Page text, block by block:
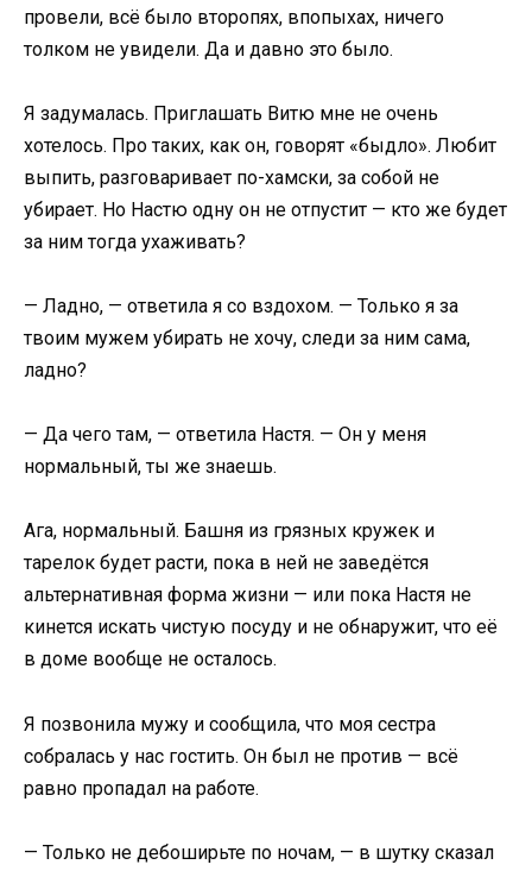
провели, всё было второпях, впопыхах, ничего
толком не увидели. Да и давно это было.
Я задумалась. Приглашать Витю мне не очень
хотелось. Про таких, как он, говорят «быдло». Любит
выпить, разговаривает по-хамски, за собой не
убирает. Но Настю одну он не отпустит — кто же будет
за ним тогда ухаживать?
— Ладно, — ответила я со вздохом. — Только я за
твоим мужем убирать не хочу, следи за ним сама,
ладно?
— Да чего там, — ответила Настя. — Он у меня
нормальный, ты же знаешь.
Ага, нормальный. Башня из грязных кружек и
тарелок будет расти, пока в ней не заведётся
альтернативная форма жизни — или пока Настя не
кинется искать чистую посуду и не обнаружит, что её
в доме вообще не осталось.
Я позвонила мужу и сообщила, что моя сестра
собралась у нас гостить. Он был не против — всё
равно пропадал на работе.
— Только не дебоширьте по ночам, — в шутку сказал